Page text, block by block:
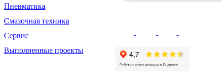
Пневматика
Смазочная техника
Сервис
Выполненные проекты